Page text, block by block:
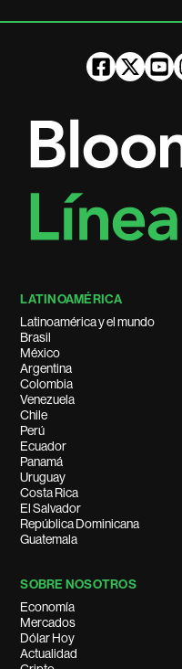
LATINOAMÉRICA
Latinoamérica y el mundo
Brasil
México
Argentina
Colombia
Venezuela
Chile
Perú
Ecuador
Panamá
Uruguay
Costa Rica
El Salvador
República Dominicana
Guatemala
SOBRE NOSOTROS
Economía
Mercados
Dólar Hoy
Actualidad